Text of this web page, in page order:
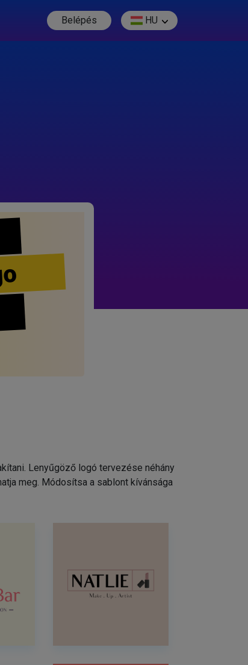
Belépés HU
Lenyűgöző logó tervezése néhány
meg. Módosítsa a sablont kívánsága